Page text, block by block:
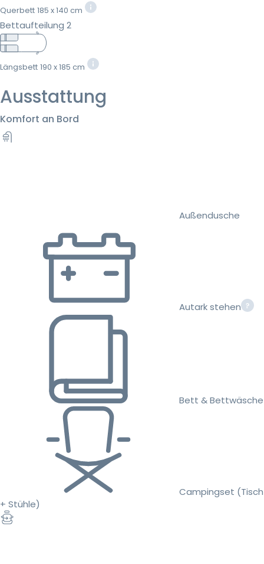
Querbett 185 x 140 cm
Bettaufteilung 2
Längsbett 190 x 185 cm
Ausstattung
Komfort an Bord
Außendusche
Autark stehen
Bett & Bettwäsche
Campingset (Tisch
+ Stühle)